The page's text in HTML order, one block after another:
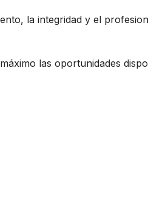
la integridad y el
las oportunidades